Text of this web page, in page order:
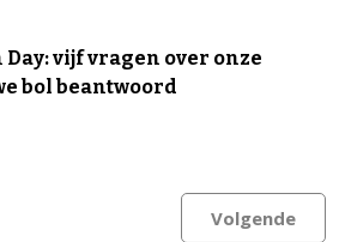
Day: vijf vragen over onze
bol beantwoord
Volgende